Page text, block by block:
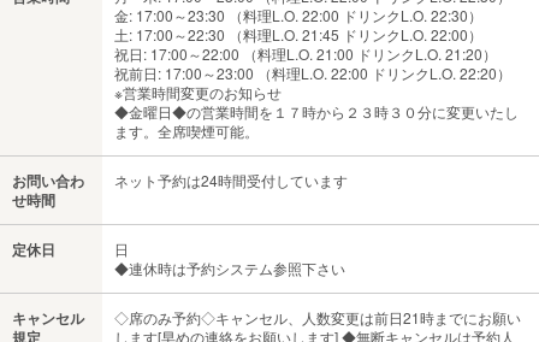
金: 17:00～23:30 （料理L.O. 22:00 ドリンクL.O. 22:30）
土: 17:00～22:30 （料理L.O. 21:45 ドリンクL.O. 22:00）
祝日: 17:00～22:00 （料理L.O. 21:00 ドリンクL.O. 21:20）
祝前日: 17:00～23:00 （料理L.O. 22:00 ドリンクL.O. 22:20）
※営業時間変更のお知らせ
◆金曜日◆の営業時間を１７時から２３時３０分に変更いたし
ます。全席喫煙可能。
お問い合わ
せ時間
ネット予約は24時間受付しています
定休日
日
◆連休時は予約システム参照下さい
キャンセル
◇席のみ予約◇キャンセル、人数変更は前日21時までにお願い
します[早めの連絡をお願いします] ◆無断キャンセルは予約人